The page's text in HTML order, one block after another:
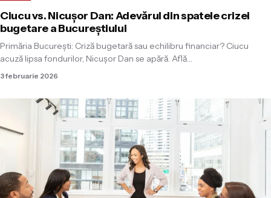
Ciucu vs. Nicușor Dan: Adevărul din spatele crizei
bugetare a Bucureștiului
Primăria București: Criză bugetară sau echilibru financiar? Ciucu
acuză lipsa fondurilor, Nicușor Dan se apără. Află…
3 februarie 2026